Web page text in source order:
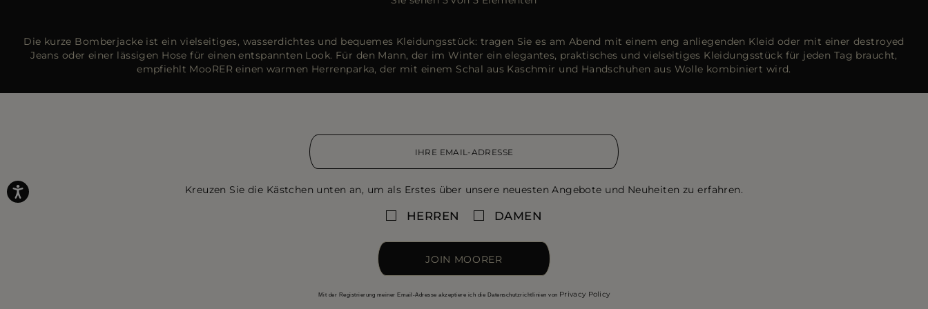
Die kurze Bomberjacke ist ein vielseitiges, wasserdichtes und bequemes Kleidungsstück: tragen Sie es am Abend mit einem eng anliegenden Kleid oder mit einer destroyed
Jeans oder einer lässigen Hose für einen entspannten Look. Für den Mann, der im Winter ein elegantes, praktisches und vielseitiges Kleidungsstück für jeden Tag braucht,
empfiehlt MooRER einen warmen Herrenparka, der mit einem Schal aus Kaschmir und Handschuhen aus Wolle kombiniert wird.
Kreuzen Sie die Kästchen unten an, um als Erstes über unsere neuesten Angebote und Neuheiten zu erfahren.
HERREN DAMEN
JOIN MOORER
Mit der Registrierung meiner Email-Adresse akzeptiere ich die Datenschutzrichtlinien von Privacy Policy